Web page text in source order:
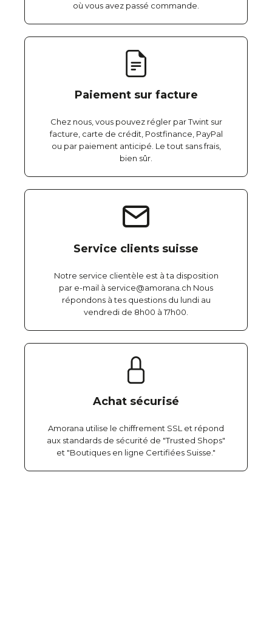
où vous avez passé commande.
Paiement sur facture
Chez nous, vous pouvez régler par Twint sur
facture, carte de crédit, Postfinance, PayPal
ou par paiement anticipé. Le tout sans frais,
bien sûr.
Service clients suisse
Notre service clientèle est à ta disposition
par e-mail à service@amorana.ch Nous
répondons à tes questions du lundi au
vendredi de 8h00 à 17h00.
Achat sécurisé
Amorana utilise le chiffrement SSL et répond
aux standards de sécurité de "Trusted Shops"
et "Boutiques en ligne Certifiées Suisse."